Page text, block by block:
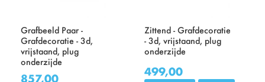
Grafbeeld Paar -
Grafdecoratie - 3d,
vrijstaand, plug
onderzijde
857,00
Zittend - Grafdecoratie
- 3d, vrijstaand, plug
onderzijde
499,00